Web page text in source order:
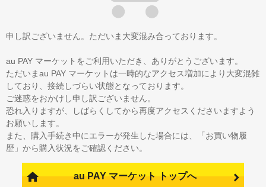
申し訳ございません。ただいま大変混み合っております。
au PAY マーケットをご利用いただき、ありがとうございます。
ただいまau PAY マーケットは一時的なアクセス増加により大変混雑
しており、接続しづらい状態となっております。
ご迷惑をおかけし申し訳ございません。
恐れ入りますが、しばらくしてから再度アクセスくださいますよう
お願いします。
また、購入手続き中にエラーが発生した場合には、「お買い物履
歴」から購入状況をご確認ください。
au PAY マーケット トップへ